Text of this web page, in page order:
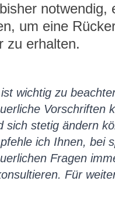
notwendig,
um eine
zu erhalten.
wichtig zu
Vorschriften
sich stetig ändern
ich Ihnen, bei
Fragen
Für